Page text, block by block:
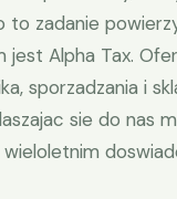
to zadanie
Alpha Tax.
sporzadzania i
sie do nas